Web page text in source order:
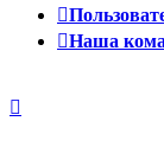
Наша